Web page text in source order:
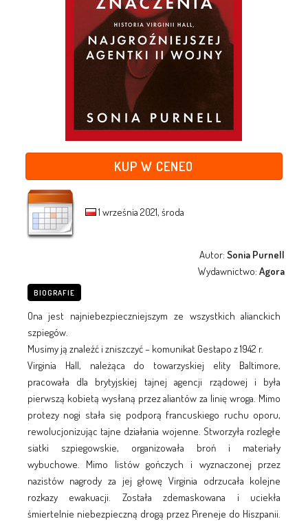
KUP W CENEO
1 września 2021, środa
Autor:Sonia Purnell
Wydawnictwo:Agora
BIOGRAFIE
Ona jest najniebezpieczniejszym ze wszystkich alianckich
szpiegów.
Musimy ją znaleźć i zniszczyć – komunikat Gestapo z 1942 r.
Virginia Hall, należąca do towarzyskiej elity Baltimore,
pracowała dla brytyjskiej tajnej agencji rządowej i była
pierwszą kobietą wysłaną przez aliantów za linię wroga. Mimo
protezy nogi stała się podporą francuskiego ruchu oporu,
rewolucjonizując tajne działania wojenne. Stworzyła rozległe
siatki szpiegowskie, organizowała broń i materiały
wybuchowe. Mimo listów gończych i wyznaczonej przez
nazistów nagrody za jej głowę Virginia odrzucała kolejne
rozkazy ewakuacji. Została zdemaskowana i uciekła
śmiertelnie niebezpieczną drogą przez Pireneje do Hiszpanii.